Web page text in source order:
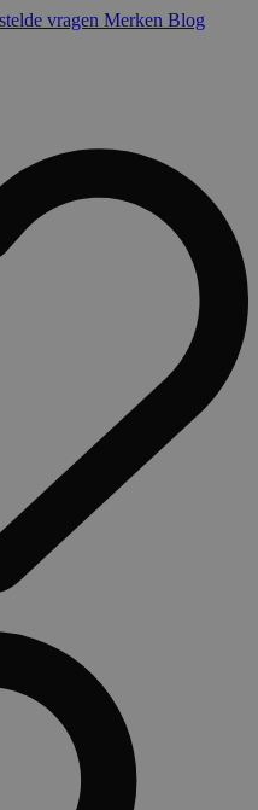
vragen Merken Blog